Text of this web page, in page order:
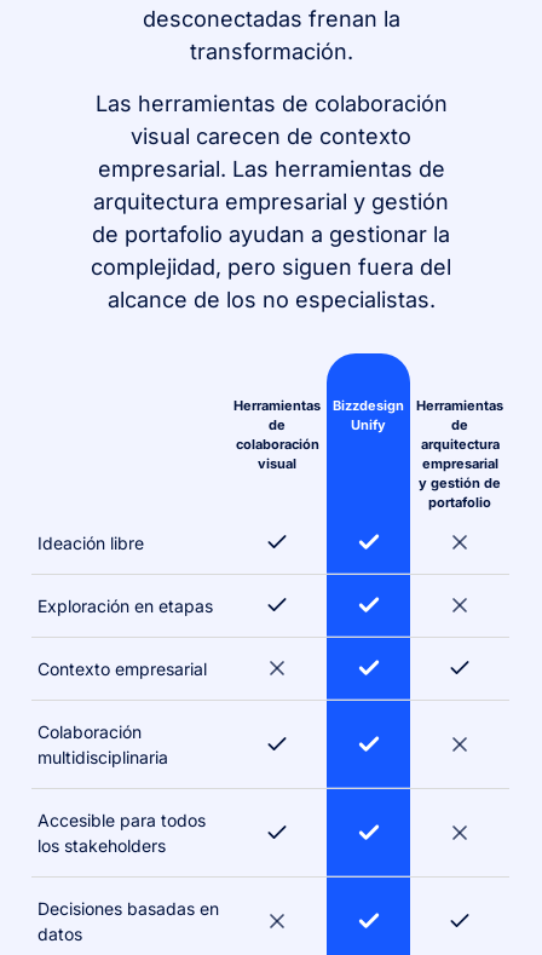
desconectadas frenan la
transformación.
Las herramientas de colaboración
visual carecen de contexto
empresarial. Las herramientas de
arquitectura empresarial y gestión
de portafolio ayudan a gestionar la
complejidad, pero siguen fuera del
alcance de los no especialistas.
Herramientas
de
colaboración
visual
Bizzdesign
Unify
Herramientas
de
arquitectura
empresarial
y gestión de
portafolio
Ideación libre
Exploración en etapas
Contexto empresarial
Colaboración
multidisciplinaria
Accesible para todos
los stakeholders
Decisiones basadas en
datos